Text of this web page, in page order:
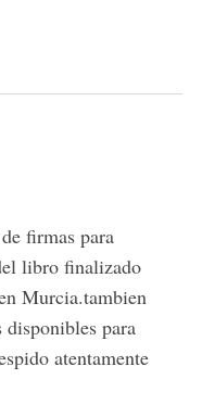
firmas para
libro finalizado
Murcia.tambien
disponibles para
atentamente